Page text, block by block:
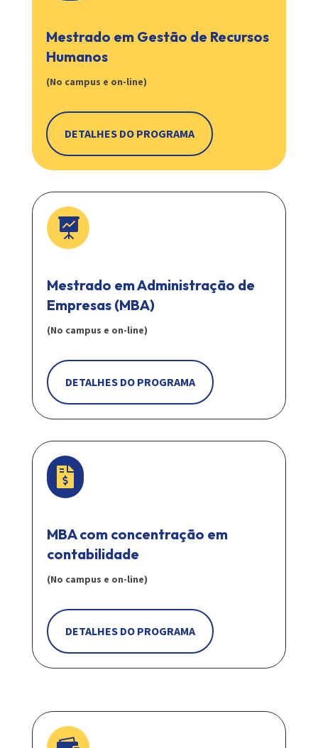
Mestrado em Gestão de Recursos
Humanos
(No campus e on-line)
DETALHES DO PROGRAMA

Mestrado em Administração de
Empresas (MBA)
(No campus e on-line)
DETALHES DO PROGRAMA

MBA com concentração em
contabilidade
(No campus e on-line)
DETALHES DO PROGRAMA